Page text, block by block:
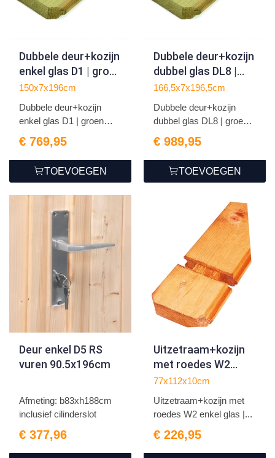
Dubbele deur+kozijn
enkel glas D1 | groen
geïmpregneerd
150x7x196cm
Dubbele deur+kozijn
enkel glas D1 | groen
€ 769,95
TOEVOEGEN
Dubbele deur+kozijn
dubbel glas DL8 |
groen
166,5x7x196,5cm
Dubbele deur+kozijn
dubbel glas DL8 | groen
€ 989,95
TOEVOEGEN
Deur enkel D5 RS
vuren 90.5x196cm
Afmeting: b83xh188cm
inclusief cilinderslot
€ 377,96
Uitzetraam+kozijn
met roedes W2
enkel glas | RCW
77x112x10cm
Uitzetraam+kozijn met
roedes W2 enkel glas |...
€ 226,95